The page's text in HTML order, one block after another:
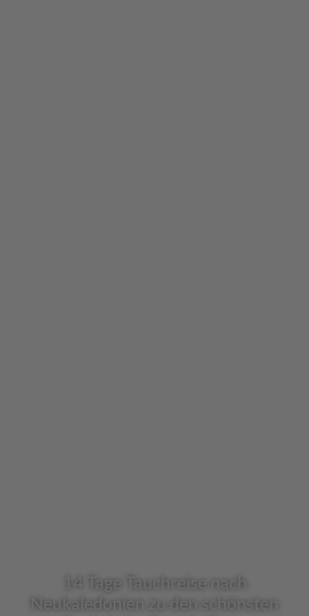
14 Tage Tauchreise nach
Neukaledonien zu den schönsten